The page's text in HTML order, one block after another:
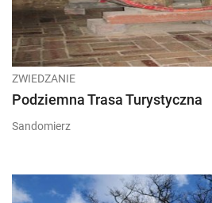
ZWIEDZANIE
Podziemna Trasa Turystyczna
Sandomierz